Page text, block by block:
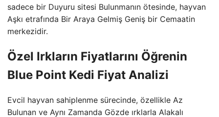
sadece bir Duyuru sitesi Bulunmanın ötesinde, hayvan
Aşkı etrafında Bir Araya Gelmiş Geniş bir Cemaatin
merkezidir.
Özel Irkların Fiyatlarını Öğrenin
Blue Point Kedi Fiyat Analizi
Evcil hayvan sahiplenme sürecinde, özellikle Az
Bulunan ve Aynı Zamanda Gözde ırklarla Alakalı